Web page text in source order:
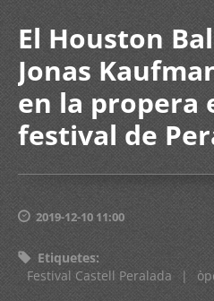
El Houston
Jonas
en la propera
festival de
2019-12-10 11:00
Etiquetes:
Festival Castell Peralada
|